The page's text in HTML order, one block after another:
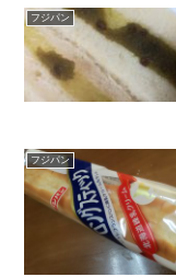
フジパン
フジパン